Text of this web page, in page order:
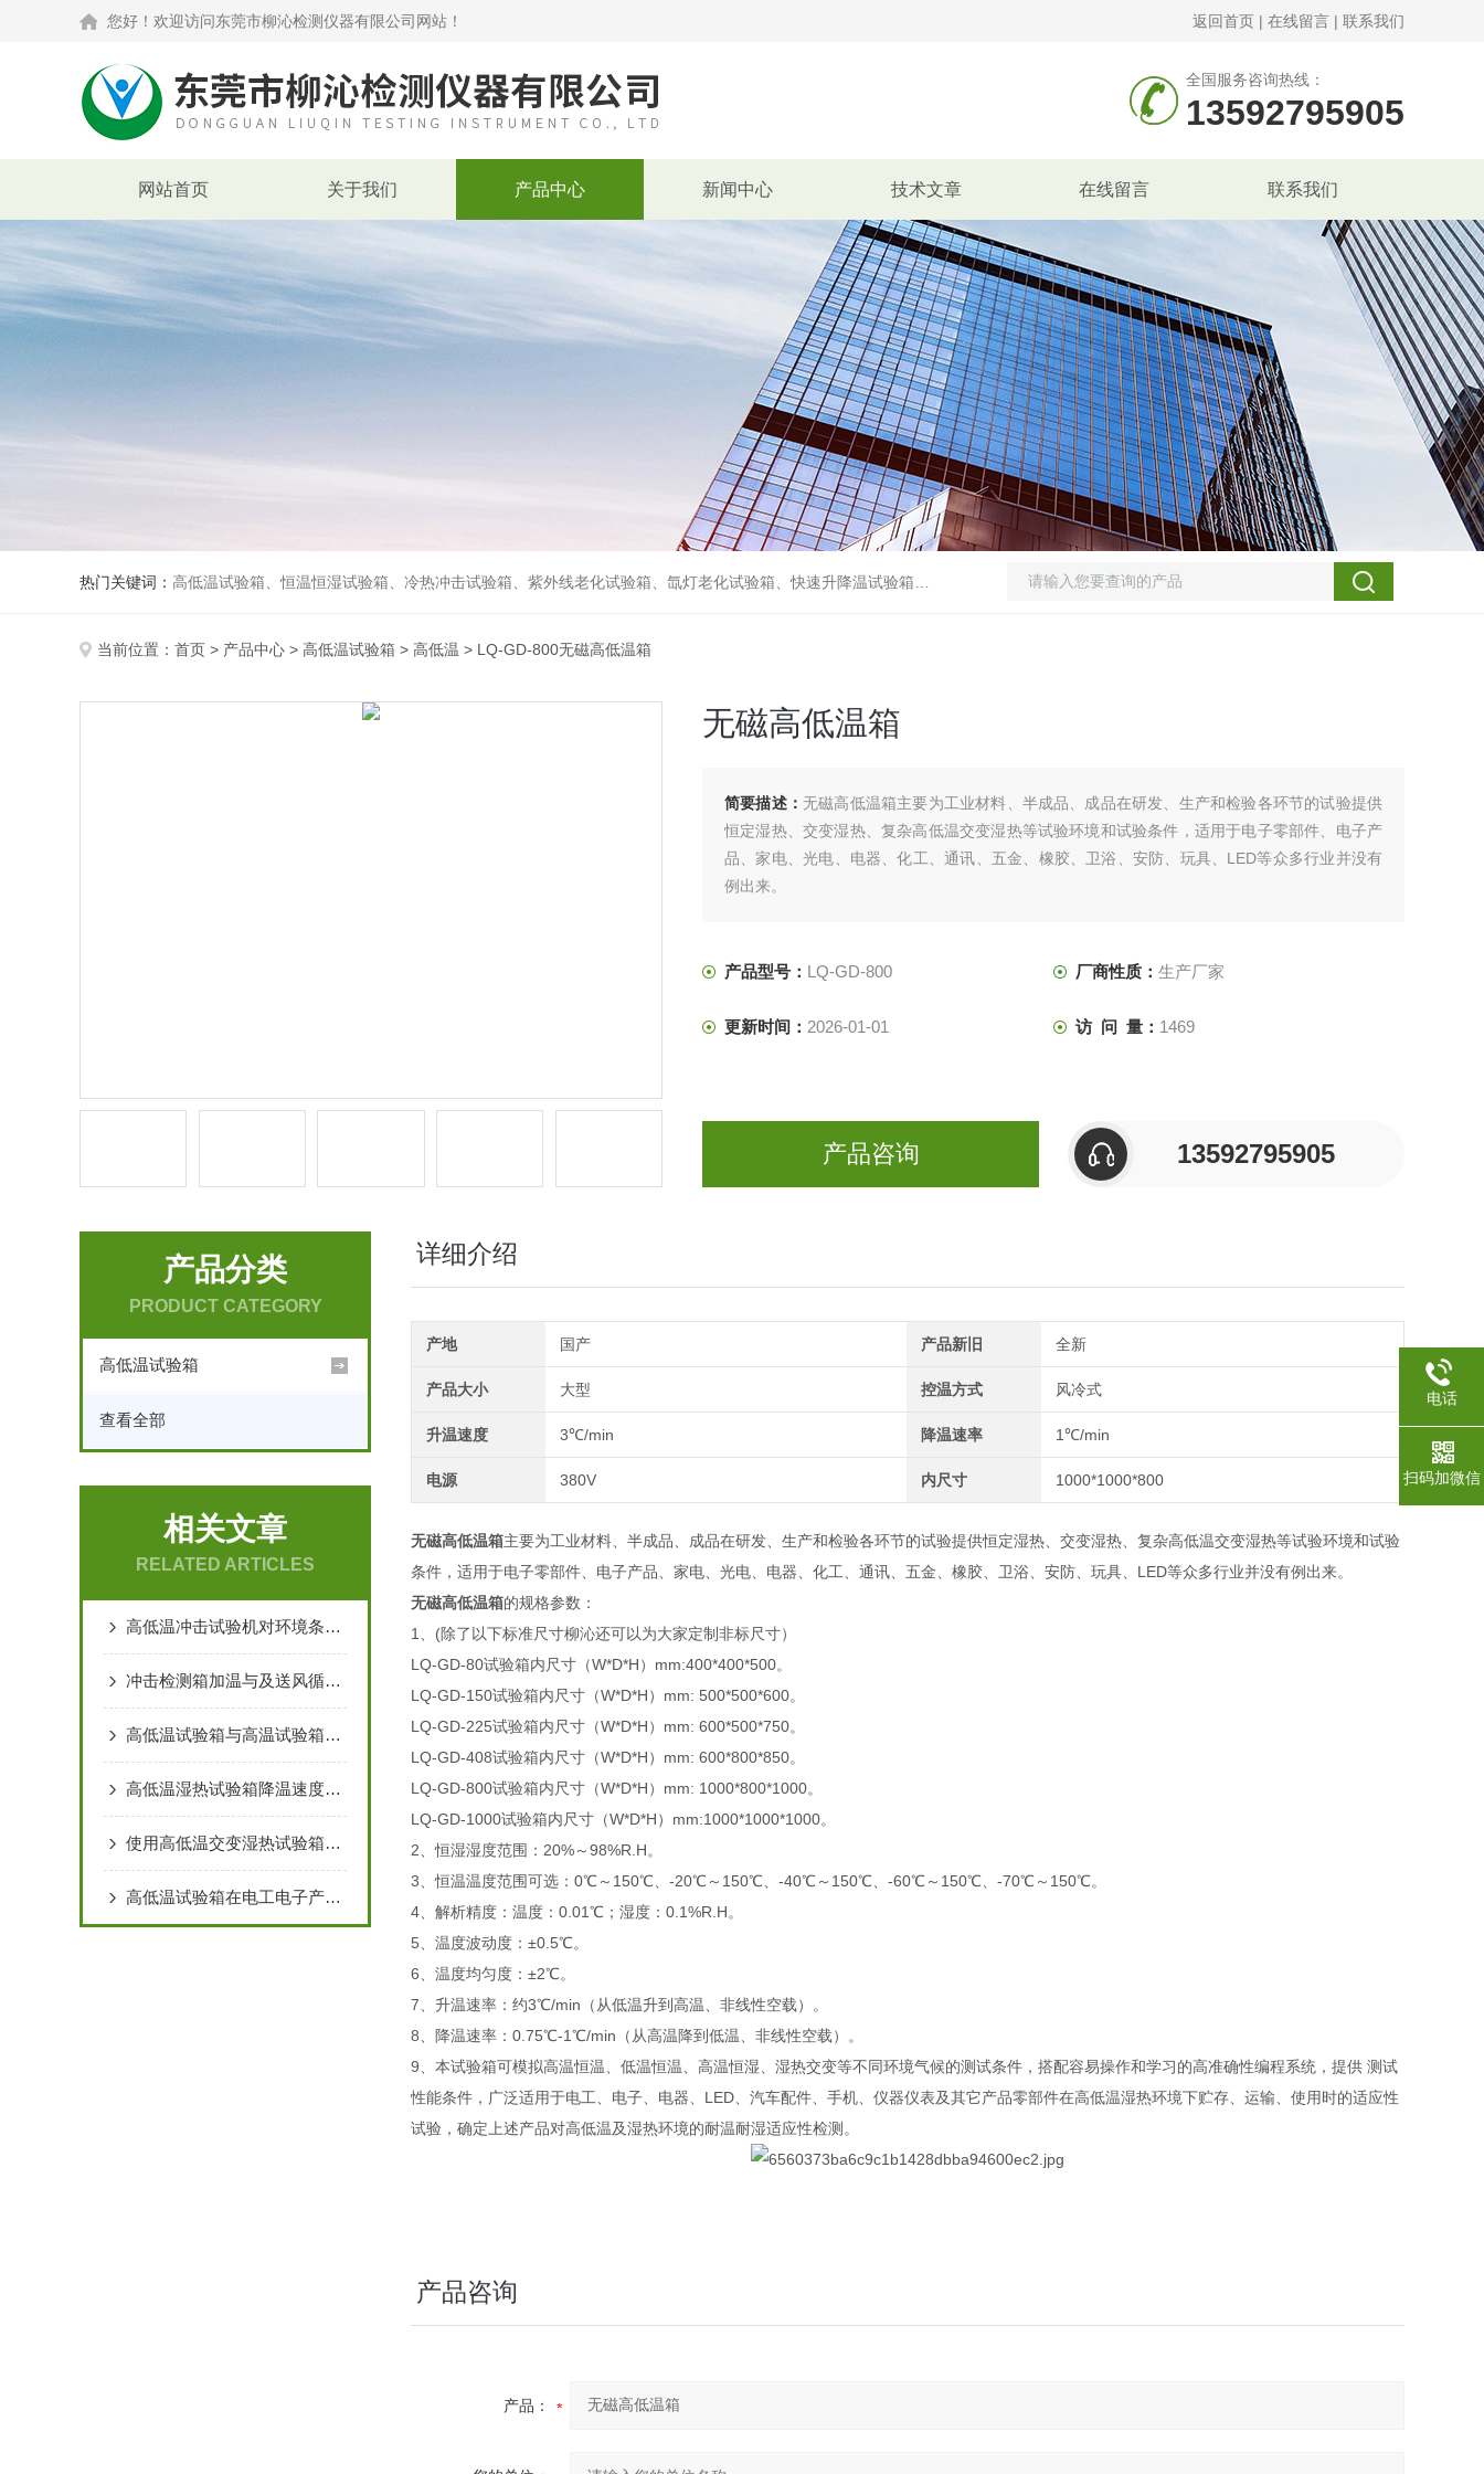
您好！欢迎访问东莞市柳沁检测仪器有限公司网站！ 返回首页 | 在线留言 | 联系我们
全国服务咨询热线：
13592795905
网站首页 关于我们 产品中心 新闻中心 技术文章 在线留言 联系我们
热门关键词： 高低温试验箱、恒温恒湿试验箱、冷热冲击试验箱、紫外线老化试验箱、氙灯老化试验箱、快速升降温试验箱、淋雨试验箱、砂尘试验箱、步入式恒温恒湿试验室、高温老化房、真空及无尘干燥试验箱、盐水喷雾试验箱、跌落试验机、电磁振动台等各类环境仪器和力学试验设备。
当前位置： 首页 > 产品中心 > 高低温试验箱 > 高低温 > LQ-GD-800无磁高低温箱
无磁高低温箱
简要描述： 无磁高低温箱主要为工业材料、半成品、成品在研发、生产和检验各环节的试验提供
恒定湿热、交变湿热、复杂高低温交变湿热等试验环境和试验条件，适用于电子零部件、电子产
品、家电、光电、电器、化工、通讯、五金、橡胶、卫浴、安防、玩具、LED等众多行业并没有
例出来。
产品型号： LQ-GD-800 厂商性质： 生产厂家
更新时间： 2026-01-01 访 问 量： 1469
产品咨询 13592795905
产品分类
PRODUCT CATEGORY
高低温试验箱
查看全部
相关文章
RELATED ARTICLES
高低温冲击试验机对环境条件的摆放要求
冲击检测箱加温与及送风循环系统工作原理
高低温试验箱与高温试验箱的区别
高低温湿热试验箱降温速度很慢的缘故讨论
使用高低温交变湿热试验箱出现故障时不同现状对应的解决方式
高低温试验箱在电工电子产品及材料可靠性测试中的应用方案
详细介绍
产地 国产 产品新旧 全新
产品大小 大型 控温方式 风冷式
升温速度 3℃/min 降温速率 1℃/min
电源 380V 内尺寸 1000*1000*800
无磁高低温箱主要为工业材料、半成品、成品在研发、生产和检验各环节的试验提供恒定湿热、交变湿热、复杂高低温交变湿热等试验环境和试验
条件，适用于电子零部件、电子产品、家电、光电、电器、化工、通讯、五金、橡胶、卫浴、安防、玩具、LED等众多行业并没有例出来。
无磁高低温箱的规格参数：
1、(除了以下标准尺寸柳沁还可以为大家定制非标尺寸）
LQ-GD-80试验箱内尺寸（W*D*H）mm:400*400*500。
LQ-GD-150试验箱内尺寸（W*D*H）mm: 500*500*600。
LQ-GD-225试验箱内尺寸（W*D*H）mm: 600*500*750。
LQ-GD-408试验箱内尺寸（W*D*H）mm: 600*800*850。
LQ-GD-800试验箱内尺寸（W*D*H）mm: 1000*800*1000。
LQ-GD-1000试验箱内尺寸（W*D*H）mm:1000*1000*1000。
2、恒湿湿度范围：20%～98%R.H。
3、恒温温度范围可选：0℃～150℃、-20℃～150℃、-40℃～150℃、-60℃～150℃、-70℃～150℃。
4、解析精度：温度：0.01℃；湿度：0.1%R.H。
5、温度波动度：±0.5℃。
6、温度均匀度：±2℃。
7、升温速率：约3℃/min（从低温升到高温、非线性空载）。
8、降温速率：0.75℃-1℃/min（从高温降到低温、非线性空载）。
9、本试验箱可模拟高温恒温、低温恒温、高温恒湿、湿热交变等不同环境气候的测试条件，搭配容易操作和学习的高准确性编程系统，提供 测试
性能条件，广泛适用于电工、电子、电器、LED、汽车配件、手机、仪器仪表及其它产品零部件在高低温湿热环境下贮存、运输、使用时的适应性
试验，确定上述产品对高低温及湿热环境的耐温耐湿适应性检测。
产品咨询
产品：
电话
扫码加微信